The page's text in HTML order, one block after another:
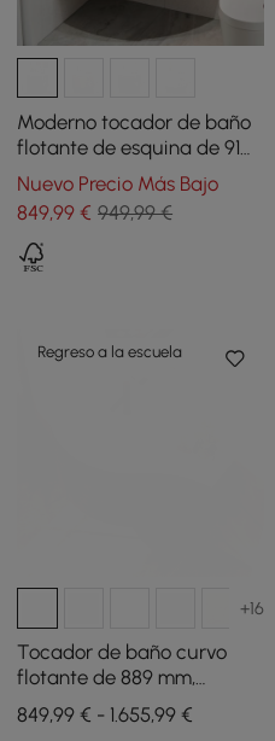
Moderno tocador de baño
flotante de esquina de 91
cm con lavabo, luz LED,
almacenamiento
Nuevo Precio Más Bajo
849,99 € 949,99 €
Regreso a la escuela
+16
Tocador de baño curvo
flotante de 889 mm,
semicircular, nogal
849,99 € - 1.655,99 €